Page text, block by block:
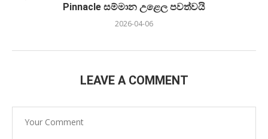
Pinnacle සම්මාන උළෙල පවත්වයි
2026-04-06
LEAVE A COMMENT